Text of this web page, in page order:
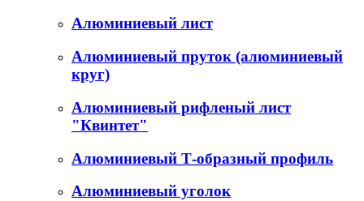
Алюминиевый лист
Алюминиевый пруток (алюминиевый
круг)
Алюминиевый рифленый лист
"Квинтет"
Алюминиевый Т-образный профиль
Алюминиевый уголок